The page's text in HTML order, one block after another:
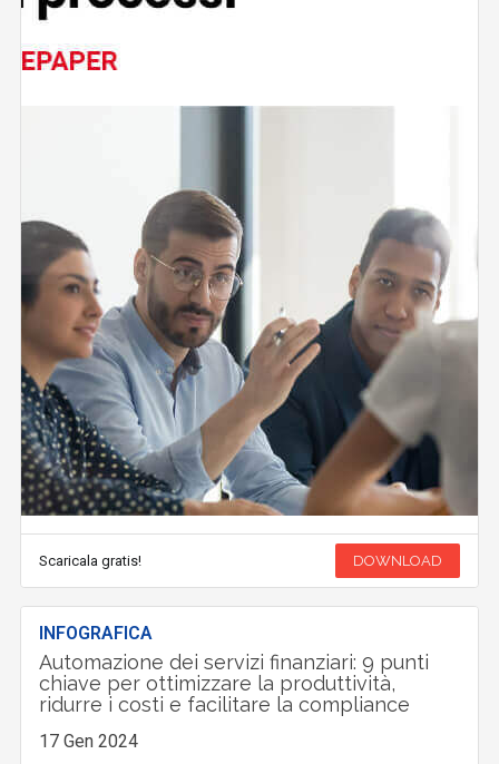
Scaricala gratis! DOWNLOAD
INFOGRAFICA
Automazione dei servizi finanziari: 9 punti
chiave per ottimizzare la produttività,
ridurre i costi e facilitare la compliance
17 Gen 2024